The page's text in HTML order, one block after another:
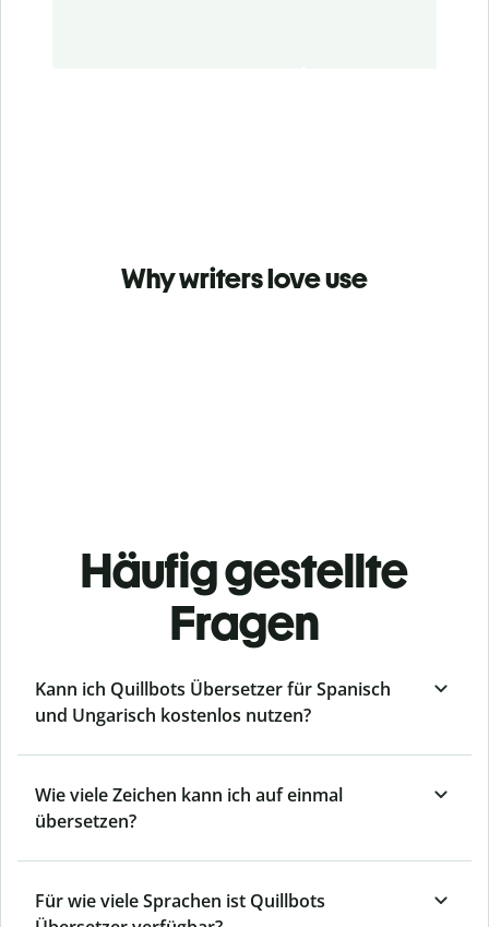
Why writers love use
Häufig gestellte
Fragen
Kann ich Quillbots Übersetzer für Spanisch
und Ungarisch kostenlos nutzen?
Wie viele Zeichen kann ich auf einmal
übersetzen?
Für wie viele Sprachen ist Quillbots